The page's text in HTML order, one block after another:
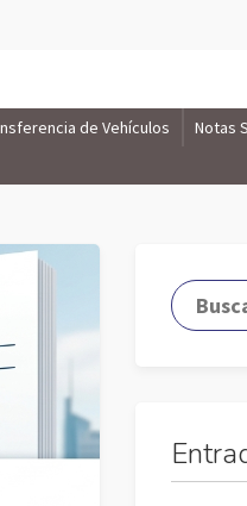
de Vehículos Notas